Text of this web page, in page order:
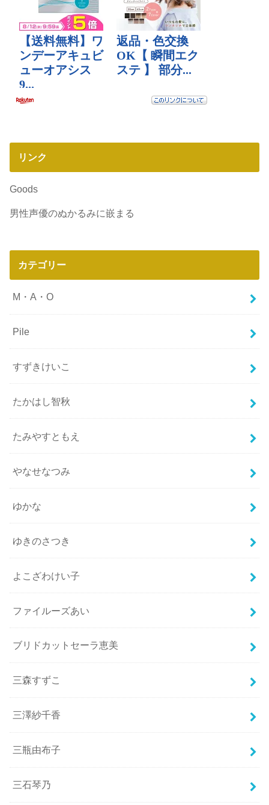
リンク
Goods
男性声優のぬかるみに嵌まる
カテゴリー
M・A・O
Pile
すずきけいこ
たかはし智秋
たみやすともえ
やなせなつみ
ゆかな
ゆきのさつき
よこざわけい子
ファイルーズあい
ブリドカットセーラ恵美
三森すずこ
三澤紗千香
三瓶由布子
三石琴乃